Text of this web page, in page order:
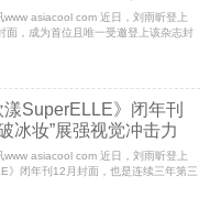
asiacool com 近日，刘雨昕登上
面，成为首位且唯一受邀登上该杂志封
人。她以独特的魅力和强大的影响力，
瞩目的焦点人物，开启昕篇章。
SuperELLE》闭年刊
冰妆”展强视觉冲击力
asiacool com 近日，刘雨昕登上
》闭年刊12月封面，也是连续三年第三
次成为闭年刊封面人物。以突破常规
冰雪中自由驰骋，尽展摩登态度。